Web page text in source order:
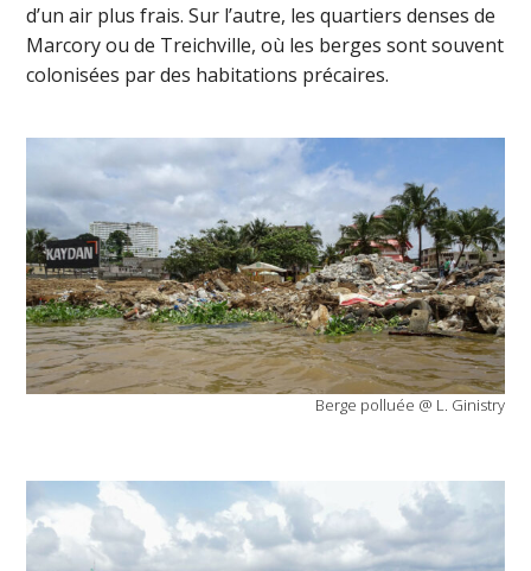
d’un air plus frais. Sur l’autre, les quartiers denses de
Marcory ou de Treichville, où les berges sont souvent
colonisées par des habitations précaires.
Berge polluée @ L. Ginistry